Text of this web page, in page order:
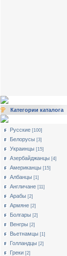
Категории каталога
Русские [100]
Белорусы [3]
Украинцы [15]
Азербайджанцы [4]
Американцы [15]
Албанцы [1]
Англичане [11]
Арабы [2]
Армяне [2]
Болгары [2]
Венгры [2]
Вьетнамцы [1]
Голландцы [2]
Греки [2]